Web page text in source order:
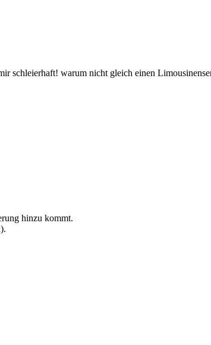
schleierhaft! warum nicht gleich einen
hinzu kommt.